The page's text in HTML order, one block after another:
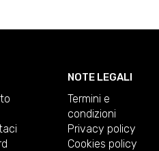
NOTE LEGALI
Termini e
condizioni
Privacy policy
Cookies policy